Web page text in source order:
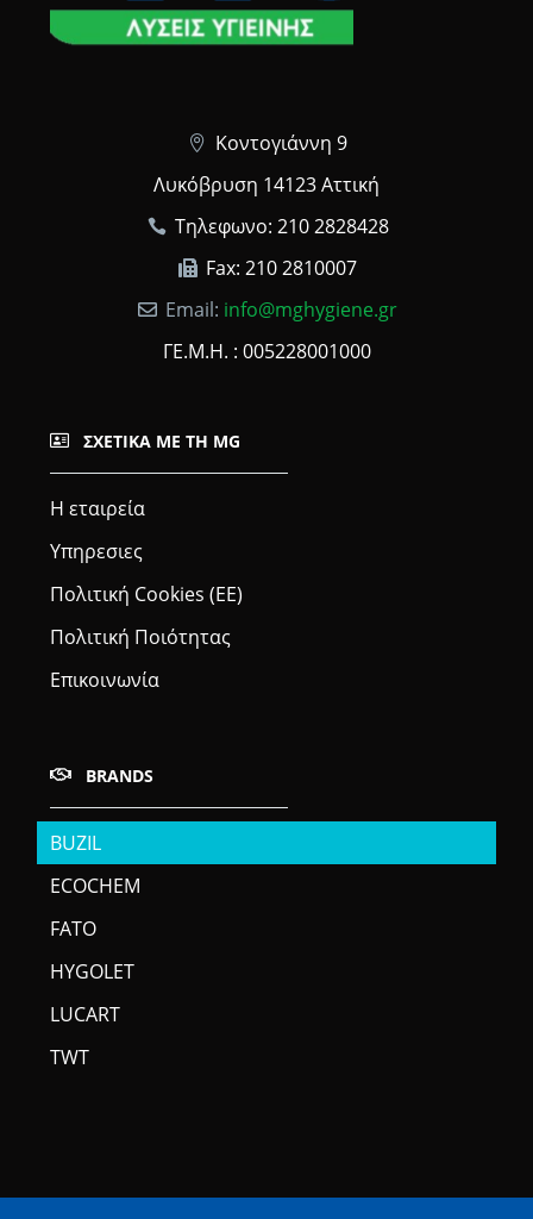
Κοντογιάννη 9
Λυκόβρυση 14123 Αττική
Τηλεφωνο: 210 2828428
Fax: 210 2810007
Email: info@mghygiene.gr
ΓΕ.Μ.Η. : 005228001000
ΣΧΕΤΙΚΆ ΜΕ ΤΗ MG
Η εταιρεία
Υπηρεσιες
Πολιτική Cookies (ΕΕ)
Πολιτική Ποιότητας
Επικοινωνία
BRANDS
BUZIL
ECOCHEM
FATO
HYGOLET
LUCART
TWT